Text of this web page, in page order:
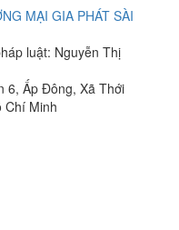
MẠI GIA PHÁT SÀI
luật: Nguyễn Thị
6, Ấp Đông, Xã Thới
Chí Minh